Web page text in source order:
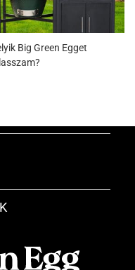
Big Green Egget